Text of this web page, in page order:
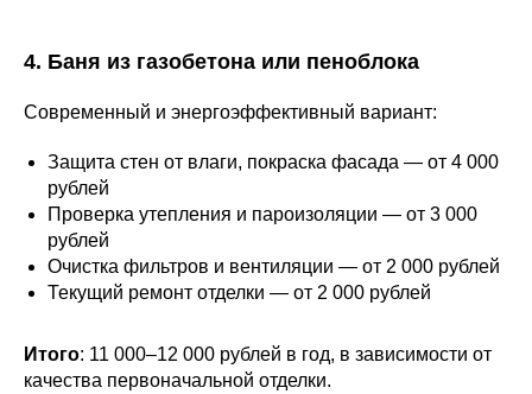
4. Баня из газобетона или пеноблока
Современный и энергоэффективный вариант:
Защита стен от влаги, покраска фасада — от 4 000
рублей
Проверка утепления и пароизоляции — от 3 000
рублей
Очистка фильтров и вентиляции — от 2 000 рублей
Текущий ремонт отделки — от 2 000 рублей
Итого: 11 000–12 000 рублей в год, в зависимости от
качества первоначальной отделки.